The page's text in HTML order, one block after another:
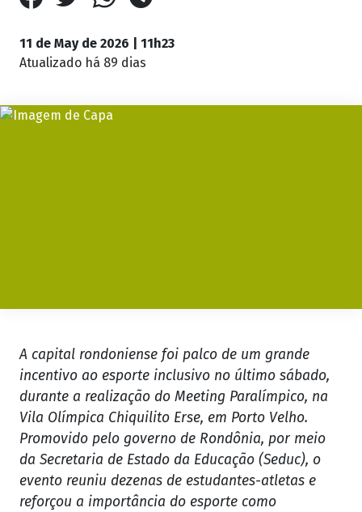
11 de May de 2026 | 11h23
Atualizado há 89 dias
A capital rondoniense foi palco de um grande
incentivo ao esporte inclusivo no último sábado,
durante a realização do Meeting Paralímpico, na
Vila Olímpica Chiquilito Erse, em Porto Velho.
Promovido pelo governo de Rondônia, por meio
da Secretaria de Estado da Educação (Seduc), o
evento reuniu dezenas de estudantes-atletas e
reforçou a importância do esporte como